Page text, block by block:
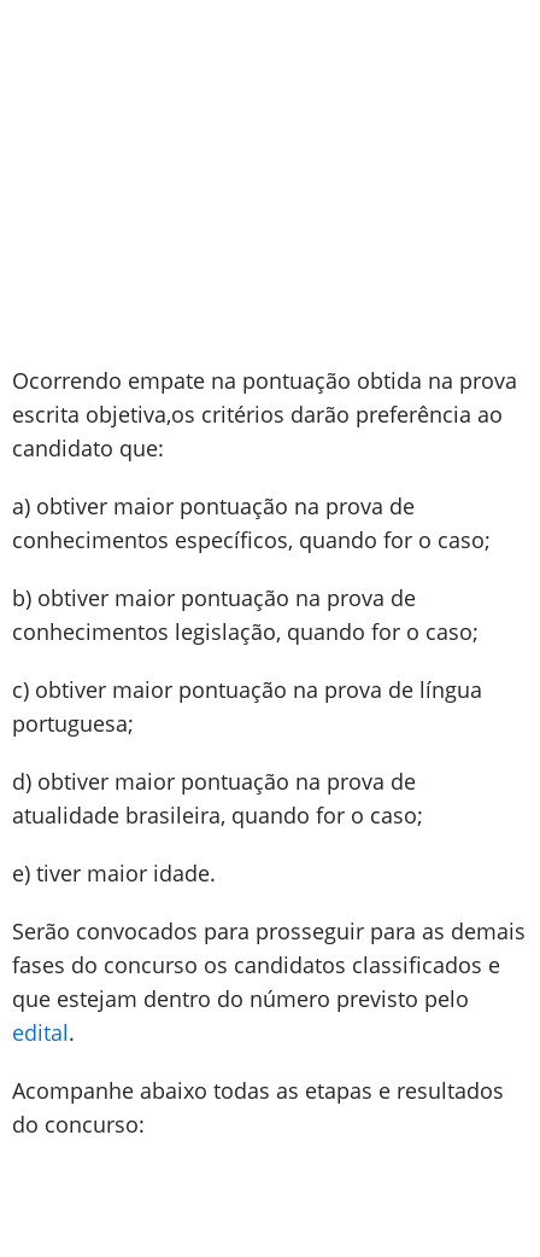
Ocorrendo empate na pontuação obtida na prova
escrita objetiva,os critérios darão preferência ao
candidato que:
a) obtiver maior pontuação na prova de
conhecimentos específicos, quando for o caso;
b) obtiver maior pontuação na prova de
conhecimentos legislação, quando for o caso;
c) obtiver maior pontuação na prova de língua
portuguesa;
d) obtiver maior pontuação na prova de
atualidade brasileira, quando for o caso;
e) tiver maior idade.
Serão convocados para prosseguir para as demais
fases do concurso os candidatos classificados e
que estejam dentro do número previsto pelo
edital.
Acompanhe abaixo todas as etapas e resultados
do concurso: